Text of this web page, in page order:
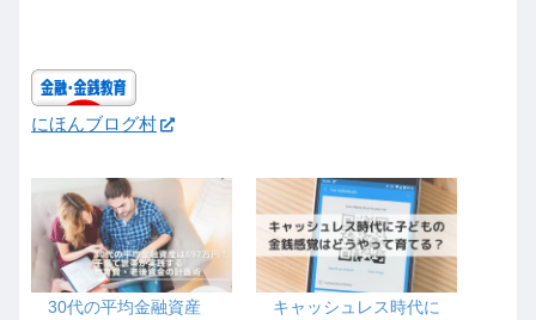
にほんブログ村
30代の平均金融資産
キャッシュレス時代に